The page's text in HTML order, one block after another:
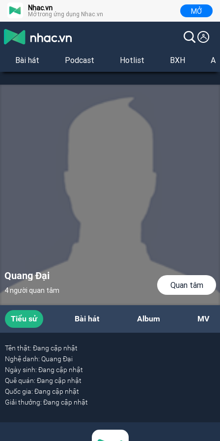
Nhac.vn
Mở trong ứng dụng Nhac.vn MỞ
Bài hát Podcast Hotlist BXH
Quang Đại
4 người quan tâm
Quan tâm
Tiểu sử Bài hát Album MV
Tên thật: Đang cập nhật
Nghệ danh: Quang Đại
Ngày sinh: Đang cập nhật
Quê quán: Đang cập nhật
Quốc gia: Đang cập nhật
Giải thưởng: Đang cập nhật